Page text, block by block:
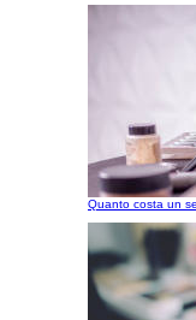
Quanto costa un